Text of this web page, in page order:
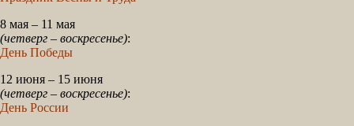
8 мая – 11 мая
(четверг – воскресенье):
День Победы
12 июня – 15 июня
(четверг – воскресенье):
День России